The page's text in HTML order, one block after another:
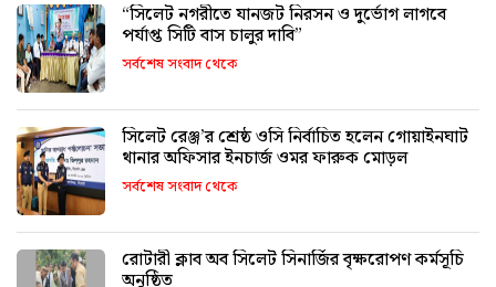
“সিলেট নগরীতে যানজট নিরসন ও দুর্ভোগ লাগবে
পর্যাপ্ত সিটি বাস চালুর দাবি”
সর্বশেষ সংবাদ থেকে
সিলেট রেঞ্জ’র শ্রেষ্ঠ ওসি নির্বাচিত হলেন গোয়াইনঘাট
থানার অফিসার ইনচার্জ ওমর ফারুক মোড়ল
সর্বশেষ সংবাদ থেকে
রোটারী ক্লাব অব সিলেট সিনার্জির বৃক্ষরোপণ কর্মসূচি
অনুষ্ঠিত